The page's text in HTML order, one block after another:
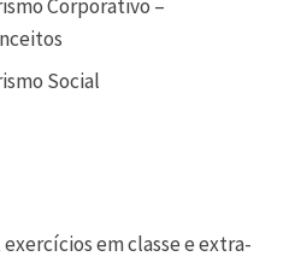
Corporativo –
Social
em classe e extra-